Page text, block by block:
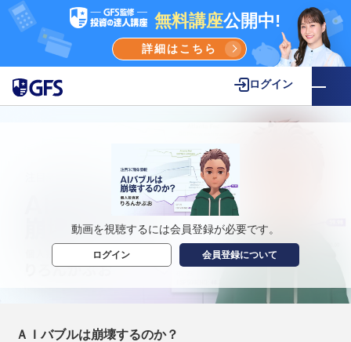
無料講座公開中!
詳細はこちら
ログイン
動画を視聴するには会員登録が必要です。
ログイン 会員登録について
ＡＩバブルは崩壊するのか？